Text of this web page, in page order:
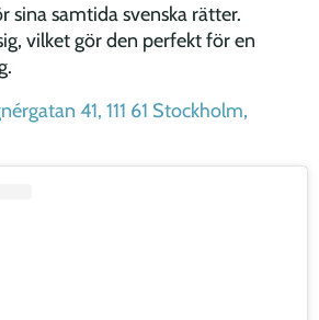
sina samtida svenska rätter.
vilket gör den perfekt för en
41, 111 61 Stockholm,